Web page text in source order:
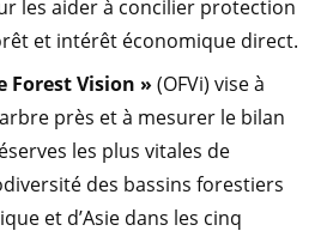
les aider à concilier protection
et intérêt économique direct.
Forest Vision » (OFVi) vise à
près et à mesurer le bilan
les plus vitales de
des bassins forestiers
et d’Asie dans les cinq